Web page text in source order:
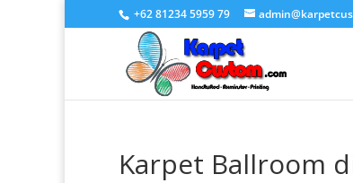
+62 81234 5959 79
Karpet Ballroom